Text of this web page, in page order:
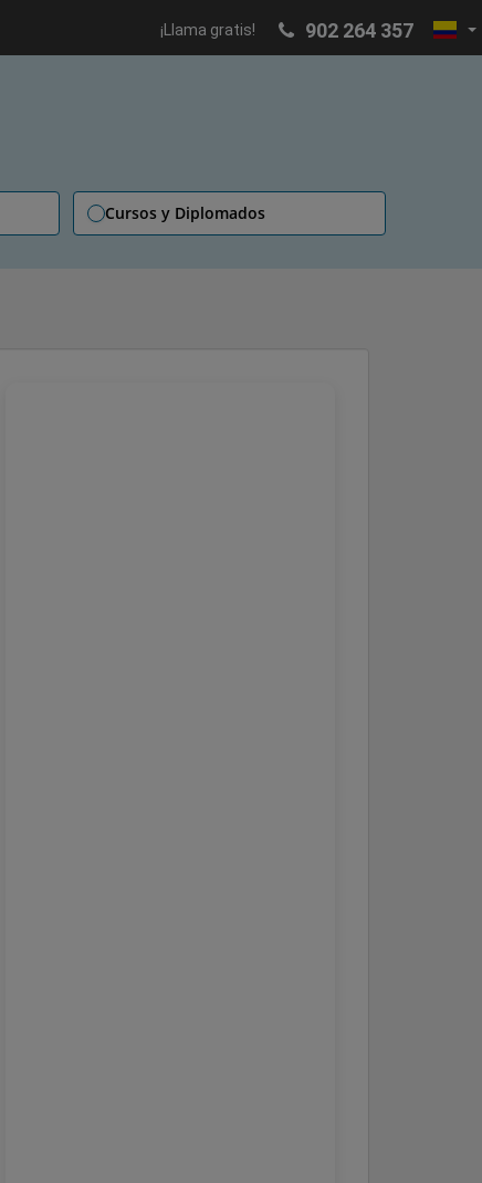
¡Llama gratis! 902 264 357
Cursos y Diplomados